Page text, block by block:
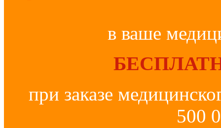
в ваше
при заказе
500